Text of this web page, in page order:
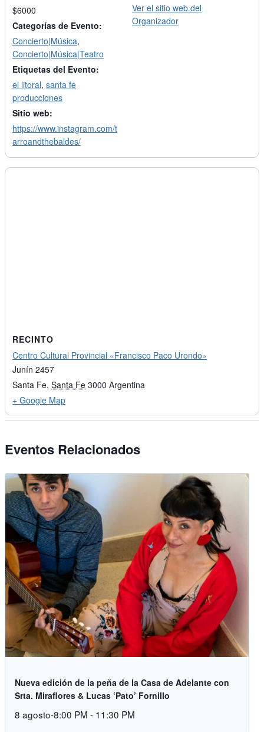
$6000
Categorías de Evento:
Concierto|Música,
Concierto|Música|Teatro
Etiquetas del Evento:
el litoral, santa fe
producciones
Sitio web:
https://www.instagram.com/t
arroandthebaldes/
Ver el sitio web del
Organizador
RECINTO
Centro Cultural Provincial «Francisco Paco Urondo»
Junín 2457
Santa Fe, Santa Fe 3000 Argentina
+ Google Map
Eventos Relacionados
Nueva edición de la peña de la Casa de Adelante con
Srta. Miraflores & Lucas ‘Pato’ Fornillo
8 agosto-8:00 PM - 11:30 PM